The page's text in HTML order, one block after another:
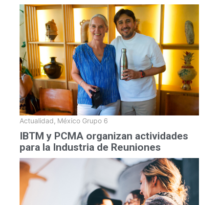
Actualidad, México Grupo 6
IBTM y PCMA organizan actividades
para la Industria de Reuniones